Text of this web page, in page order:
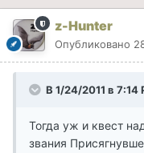
z-Hunter
Опубликовано
В 1/24/2011 в 7:14
Тогда уж и квест
звания